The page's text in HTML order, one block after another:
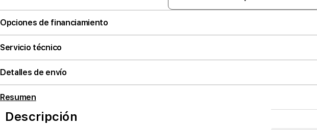
Opciones de financiamiento
Servicio técnico
Detalles de envío
Resumen
Descripción